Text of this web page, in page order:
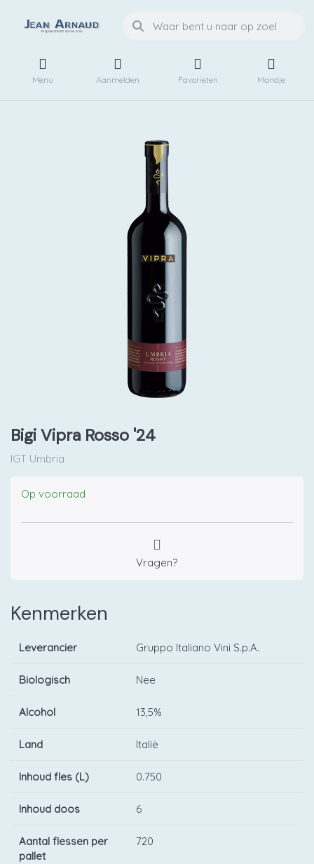
Menu Aanmelden Favorieten Mandje
Bigi Vipra Rosso '24
IGT Umbria
Op voorraad
Vragen?
Kenmerken
Leverancier Gruppo Italiano Vini S.p.A.
Biologisch Nee
Alcohol 13,5%
Land Italië
Inhoud fles (L) 0.750
Inhoud doos 6
Aantal flessen per
pallet
720